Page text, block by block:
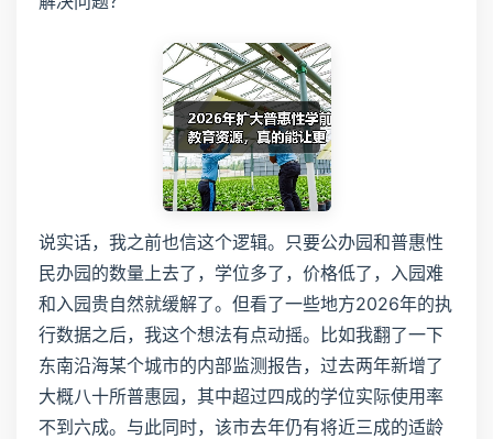
说实话，我之前也信这个逻辑。只要公办园和普惠性
民办园的数量上去了，学位多了，价格低了，入园难
和入园贵自然就缓解了。但看了一些地方2026年的执
行数据之后，我这个想法有点动摇。比如我翻了一下
东南沿海某个城市的内部监测报告，过去两年新增了
大概八十所普惠园，其中超过四成的学位实际使用率
不到六成。与此同时，该市去年仍有将近三成的适龄